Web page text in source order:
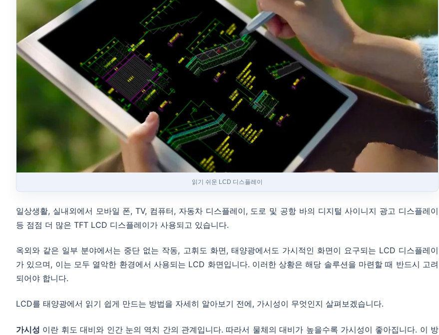
읽기 쉬운 LCD 디스플레이
일상생활, 실내외에서 모바일 폰, TV, 컴퓨터, 자동차 디스플레이, 도로 및 공항 바의 디지털 사이니지 광고 디스플레이
등 점점 더 많은 TFT LCD 디스플레이가 사용되고 있습니다.
옥외와 같은 일부 분야에서는 중단 없는 작동, 고휘도 화면, 태양광에서도 가시적인 화면이 요구되는 LCD 디스플레이
가 있으며, 이는 모두 열악한 환경에서 사용되는 LCD 화면입니다. 이러한 상황은 해당 솔루션을 마련할 때 반드시 고려
되어야 합니다.
LCD를 태양광에서 읽기 쉽게 만드는 방법을 자세히 알아보기 전에, 가시성이 무엇인지 살펴보겠습니다.
가시성 이란 휘도 대비와 인간 눈의 역치 간의 관계입니다. 따라서 물체의 대비가 높을수록 가시성이 좋아집니다. 이 방